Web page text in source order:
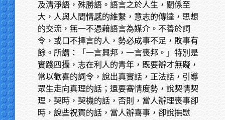
及清淨語，殊勝語。語言之於人生，關係至
大，人與人間情感的維繫，意志的傳達，思想
的交流，無一不憑藉語言為媒介。不善於詞
令，或口不擇言的人，勢必成事不足，敗事有
餘。所謂：「一言興邦，一言喪邦。」特別是
實踐四攝，志在利人的青年，既要辯才無礙，
常以歡喜的詞令，說出真實話，正法話，引導
眾生走向真理的話；還要審情度勢，說契情契
理，契時，契機的話，否則，當人辦理喪事卻
時，說些祝賀的話，當人辦喜事，卻說撫慰